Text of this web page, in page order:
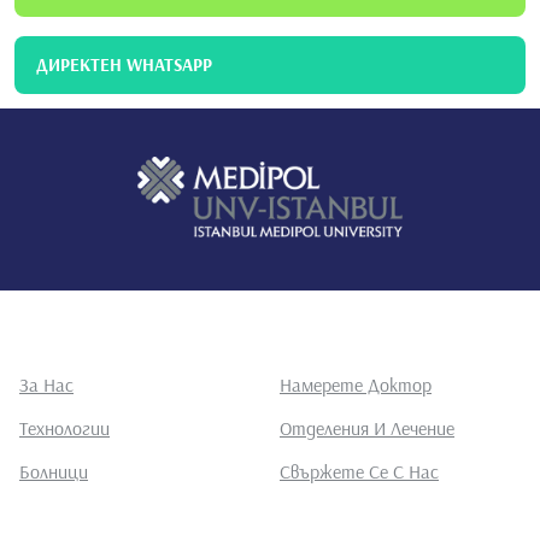
ДИРЕКТЕН WHATSAPP
За Нас
Намерете Доктор
Технологии
Отделения И Лечение
Болници
Свържете Се С Нас